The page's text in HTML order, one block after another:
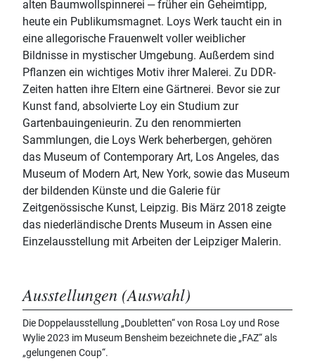
alten Baumwollspinnerei ‒ früher ein Geheimtipp,
heute ein Publikumsmagnet. Loys Werk taucht ein in
eine allegorische Frauenwelt voller weiblicher
Bildnisse in mystischer Umgebung. Außerdem sind
Pflanzen ein wichtiges Motiv ihrer Malerei. Zu DDR-
Zeiten hatten ihre Eltern eine Gärtnerei. Bevor sie zur
Kunst fand, absolvierte Loy ein Studium zur
Gartenbauingenieurin. Zu den renommierten
Sammlungen, die Loys Werk beherbergen, gehören
das Museum of Contemporary Art, Los Angeles, das
Museum of Modern Art, New York, sowie das Museum
der bildenden Künste und die Galerie für
Zeitgenössische Kunst, Leipzig. Bis März 2018 zeigte
das niederländische Drents Museum in Assen eine
Einzelausstellung mit Arbeiten der Leipziger Malerin.
Ausstellungen (Auswahl)
Die Doppelausstellung „Doubletten“ von Rosa Loy und Rose
Wylie 2023 im Museum Bensheim bezeichnete die „FAZ“ als
„gelungenen Coup“.